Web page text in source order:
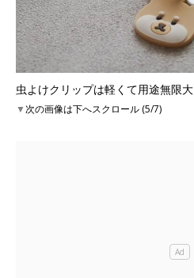
虫よけクリップは軽くて用途無限大
▼次の画像は下へスクロール (5/7)